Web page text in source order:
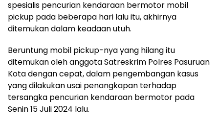
spesialis pencurian kendaraan bermotor mobil
pickup pada beberapa hari lalu itu, akhirnya
ditemukan dalam keadaan utuh.
Beruntung mobil pickup-nya yang hilang itu
ditemukan oleh anggota Satreskrim Polres Pasuruan
Kota dengan cepat, dalam pengembangan kasus
yang dilakukan usai penangkapan terhadap
tersangka pencurian kendaraan bermotor pada
Senin 15 Juli 2024 lalu.